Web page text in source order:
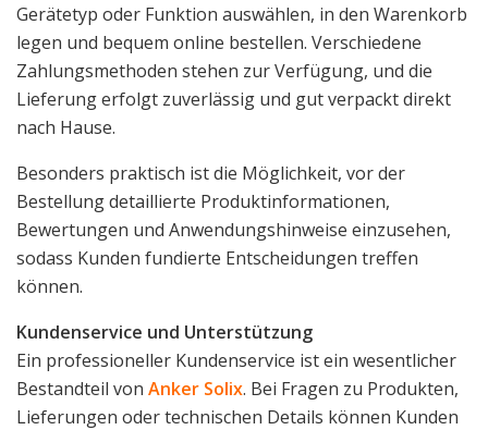
Gerätetyp oder Funktion auswählen, in den Warenkorb
legen und bequem online bestellen. Verschiedene
Zahlungsmethoden stehen zur Verfügung, und die
Lieferung erfolgt zuverlässig und gut verpackt direkt
nach Hause.
Besonders praktisch ist die Möglichkeit, vor der
Bestellung detaillierte Produktinformationen,
Bewertungen und Anwendungshinweise einzusehen,
sodass Kunden fundierte Entscheidungen treffen
können.
Kundenservice und Unterstützung
Ein professioneller Kundenservice ist ein wesentlicher
Bestandteil von Anker Solix. Bei Fragen zu Produkten,
Lieferungen oder technischen Details können Kunden